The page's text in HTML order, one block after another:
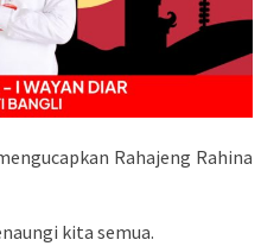
Rahajeng Rahina
kita semua.